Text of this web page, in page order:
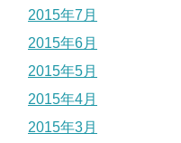
2015年7月
2015年6月
2015年5月
2015年4月
2015年3月